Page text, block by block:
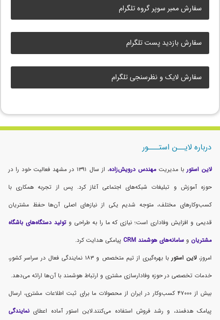
سفارش ممبر سوپر گروه تلگرام
سفارش بازدید پست تلگرام
سفارش لایک و نظرسنجی تلگرام